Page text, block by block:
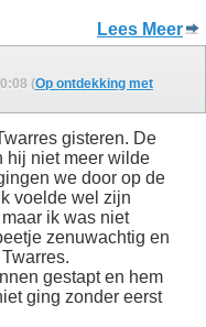
Lees Meer
(Op ontdekking met
gisteren. De
hij niet meer wilde
we door op de
voelde wel zijn
ik was niet
zenuwachtig en
gestapt en hem
ging zonder eerst